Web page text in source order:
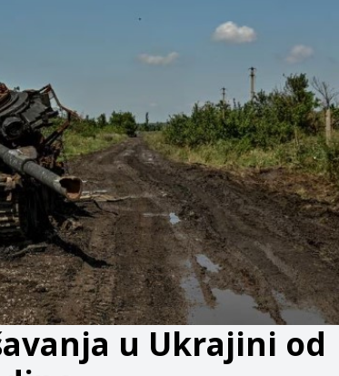
u Ukrajini od